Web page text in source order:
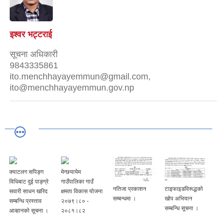
इश्वर भट्टराई
सूचना अधिकारी
9843335861
ito.menchhayayemmun@gmail.com,
ito@menchhayayemmun.gov.np
क्याटलग सपिङ्ग
विधिबाट दुई पाङ्ग्रे
सवारी साधन खरिद
सम्बन्धि प्रस्ताव
आव्हानको सूचना ।
मेन्छयायेम
गाउँपालिका गाउँ
क्षमता विकास योजना
२०७९।८० -
२०८१।८२
नतिजा प्रकाशन
सम्बन्धमा ।
टाइफाइडविरूद्धको
खोप अभियान
सम्बन्धि सूचना ।